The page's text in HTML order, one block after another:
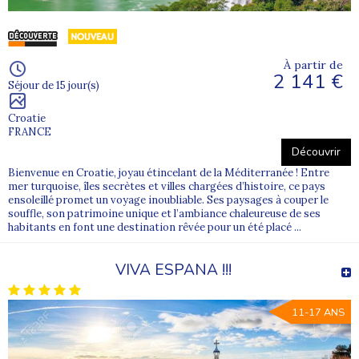
Colonie de vacances 8 ans
Colonie de vacances 9 ans
Colonie de vacances 10 ans
Colonie de vacances 11 ans
Colonie de vacances ado
Nos colonies se déroulent en bord de mer, à la montagne ou en
pleine nature. À l’étranger, les adolescents peuvent vivre des
aventures culturelles et sportives enrichissantes.
Surf, voile, ski, kayak ou séjours multi-activités : chaque saison
colonies de vacances en France
séjours ado
à l’étranger.
Une colonie accessible et inclusive
Supernova Juniors propose des colonies agréées CAF avec des
Séjour de 15 jour(s)
Croatie
FRANCE
À partir de
2 141 €
Découvrir
Bienvenue en Croatie, joyau étincelant de la Méditerranée ! Entre
mer turquoise, îles secrètes et villes chargées d’histoire, ce pays
ensoleillé promet un voyage inoubliable. Ses paysages à couper le
souffle, son patrimoine unique et l’ambiance chaleureuse de ses
habitants en font une destination rêvée pour un été placé ...
VIVA ESPANA !!!
11-17 ANS